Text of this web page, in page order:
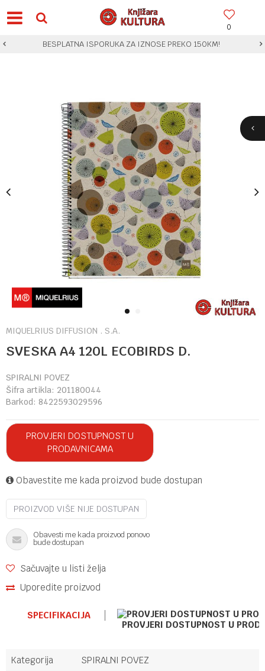
0
BESPLATNA ISPORUKA ZA IZNOSE PREKO 150KM!
1
MIQUELRIUS DIFFUSION . S.A.
SVESKA A4 120L ECOBIRDS D.
SPIRALNI POVEZ
Šifra artikla: 201180044
Barkod: 8422593029596
PROVJERI DOSTUPNOST U
PRODAVNICAMA
Obavestite me kada proizvod bude dostupan
PROIZVOD VIŠE NIJE DOSTUPAN
Obavesti me kada proizvod ponovo
bude dostupan
Sačuvajte u listi želja
Uporedite proizvod
SPECIFIKACIJA
PROVJERI DOSTUPNOST U
Kategorija
SPIRALNI POVEZ